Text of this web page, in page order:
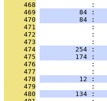
     468
:
     469
84 :
     470
84 :
     471
:
     472
:
     473
:
     474
254 :
     475
174 :
     476
:
     477
:
     478
12 :
     479
:
     480
134 :